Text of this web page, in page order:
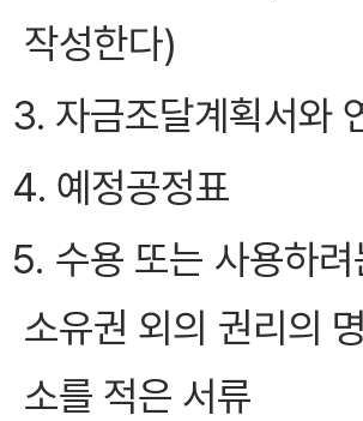
작성한다)
3. 자금조달계획서와
4. 예정공정표
5. 수용 또는 사용하려
소유권 외의 권리의
소를 적은 서류